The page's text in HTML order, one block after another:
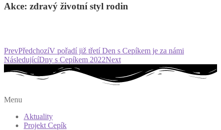
Akce: zdravý životní styl rodin
PrevPředchozíV pořadí již třetí Den s Cepíkem je za námi
NásledujícíDny s Cepíkem 2022Next
Menu
Aktuality
Projekt Cepík